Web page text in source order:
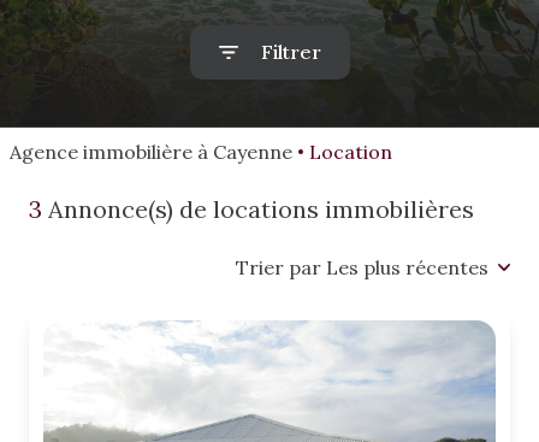
alerte
mail
Filtrer
Agence immobilière à Cayenne Location
3 Annonce(s) de locations immobilières
Trier par Les plus récentes